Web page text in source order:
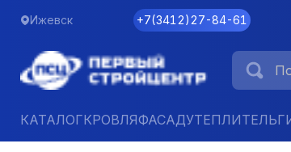
Ижевск +7(3412)27-84-61
КАТАЛОГКРОВЛЯФАСАДУТЕПЛИТЕЛЬ